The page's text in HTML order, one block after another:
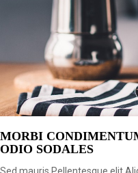
MORBI
ODIO SODALES